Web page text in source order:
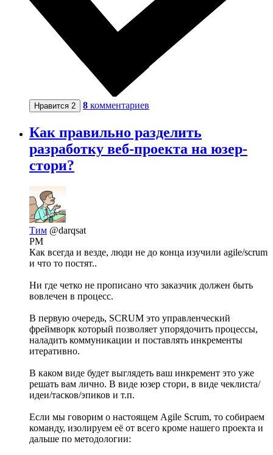
Нравится 2 8 комментариев
Как правильно разделить
разработку веб-проекта на юзер-
стори?
Тим @darqsat
PM
Как всегда и везде, люди не до конца изучили agile/scrum
и что то постят..
Ни где четко не прописано что заказчик должен быть
вовлечен в процесс.
В первую очередь, SCRUM это управленческий
фреймворк который позволяет упорядочить процессы,
наладить коммуникации и поставлять инкременты
итеративно.
В каком виде будет выглядеть ваш инкремент это уже
решать вам лично. В виде юзер стори, в виде чеклиста/
идеи/тасков/эпиков и т.п.
Если мы говорим о настоящем Agile Scrum, то собираем
команду, изолируем её от всего кроме нашего проекта и
дальше по методологии: